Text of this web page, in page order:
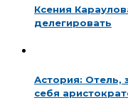
Ксения
делегировать
Астория: Отель,
себя